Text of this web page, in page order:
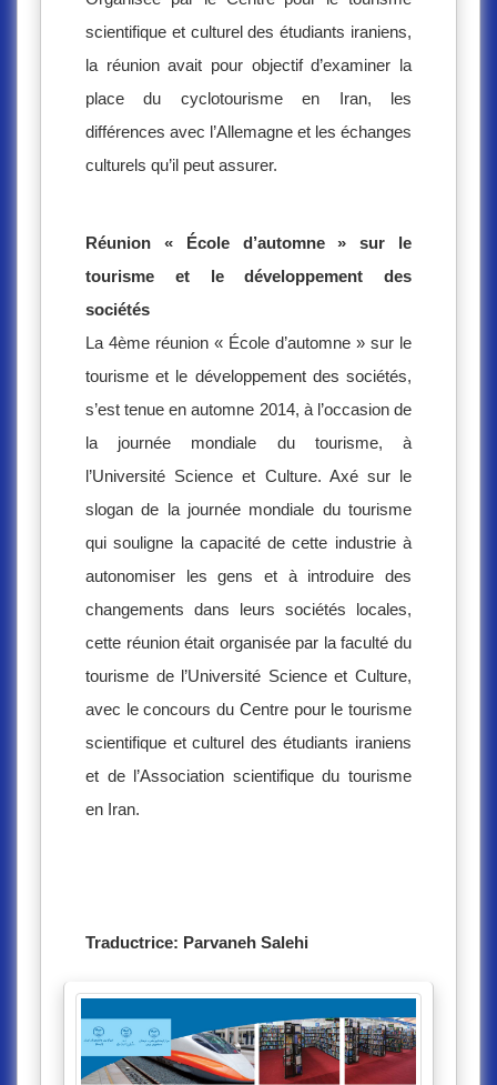
scientifique et culturel des étudiants iraniens,
la réunion avait pour objectif d’examiner la
place du cyclotourisme en Iran, les
différences avec l’Allemagne et les échanges
culturels qu’il peut assurer.
Réunion « École d’automne » sur le
tourisme et le développement des
sociétés
La 4ème réunion « École d’automne » sur le
tourisme et le développement des sociétés,
s’est tenue en automne 2014, à l’occasion de
la journée mondiale du tourisme, à
l’Université Science et Culture. Axé sur le
slogan de la journée mondiale du tourisme
qui souligne la capacité de cette industrie à
autonomiser les gens et à introduire des
changements dans leurs sociétés locales,
cette réunion était organisée par la faculté du
tourisme de l’Université Science et Culture,
avec le concours du Centre pour le tourisme
scientifique et culturel des étudiants iraniens
et de l’Association scientifique du tourisme
en Iran.
Traductrice: Parvaneh Salehi